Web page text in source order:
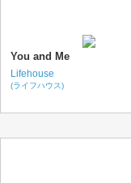
You and Me
Lifehouse
(ライフハウス)